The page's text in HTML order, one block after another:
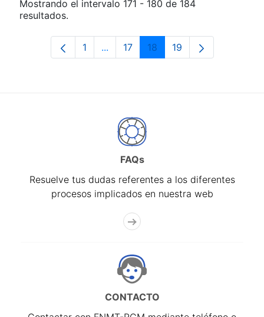
Mostrando el intervalo 171 - 180 de 184
resultados.
Página
1 ...Páginas intermedias Use TAB para
Página
17 Página
18 Página
19
FAQs
Resuelve tus dudas referentes a los diferentes
procesos implicados en nuestra web
CONTACTO